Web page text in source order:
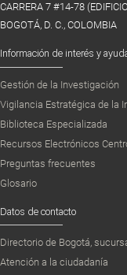
CARRERA 7 #14-78
BOGOTÁ, D. C., COLOMBIA
Información de interés y
Gestión de la Investigación
Vigilancia Estratégica de la
Biblioteca Especializada
Recursos Electrónicos
Preguntas frecuentes
Glosario
Datos de contacto
Directorio de Bogotá,
Atención a la ciudadanía